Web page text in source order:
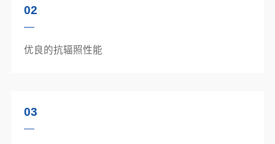
02
优良的抗辐照性能
03